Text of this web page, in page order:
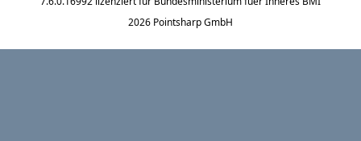
2026 Pointsharp GmbH